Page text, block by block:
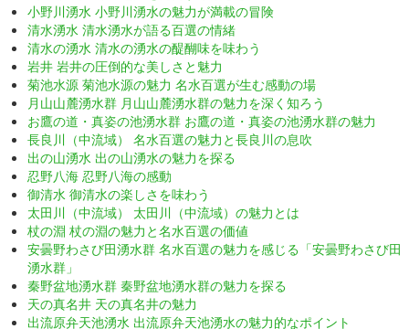
小野川湧水 小野川湧水の魅力が満載の冒険
清水湧水 清水湧水が語る百選の情緒
清水の湧水 清水の湧水の醍醐味を味わう
岩井 岩井の圧倒的な美しさと魅力
菊池水源 菊池水源の魅力 名水百選が生む感動の場
月山山麓湧水群 月山山麓湧水群の魅力を深く知ろう
お鷹の道・真姿の池湧水群 お鷹の道・真姿の池湧水群の魅力
長良川（中流域） 名水百選の魅力と長良川の息吹
出の山湧水 出の山湧水の魅力を探る
忍野八海 忍野八海の感動
御清水 御清水の楽しさを味わう
太田川（中流域） 太田川（中流域）の魅力とは
杖の淵 杖の淵の魅力と名水百選の価値
安曇野わさび田湧水群 名水百選の魅力を感じる「安曇野わさび田
湧水群」
秦野盆地湧水群 秦野盆地湧水群の魅力を探る
天の真名井 天の真名井の魅力
出流原弁天池湧水 出流原弁天池湧水の魅力的なポイント